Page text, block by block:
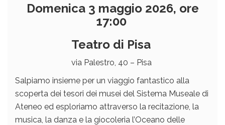
Domenica 3 maggio 2026, ore
17:00
Teatro di Pisa
via Palestro, 40 – Pisa
Salpiamo insieme per un viaggio fantastico alla
scoperta dei tesori dei musei del Sistema Museale di
Ateneo ed esploriamo attraverso la recitazione, la
musica, la danza e la giocoleria l’Oceano delle